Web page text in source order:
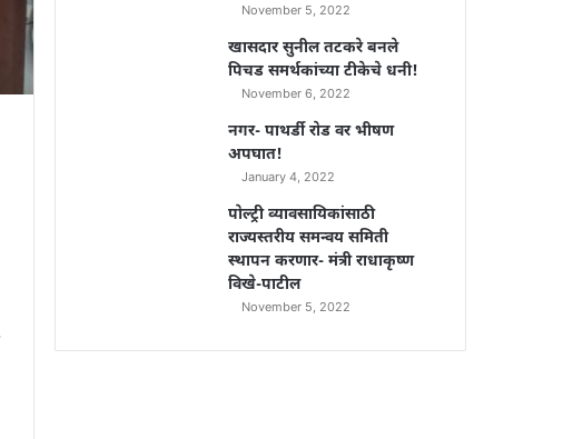
November 5, 2022
खासदार सुनील तटकरे बनले
पिचड समर्थकांच्या टीकेचे धनी!
November 6, 2022
नगर- पाथर्डी रोड वर भीषण
अपघात!
January 4, 2022
पोल्ट्री व्यावसायिकांसाठी
राज्यस्तरीय समन्वय समिती
स्थापन करणार- मंत्री राधाकृष्ण
विखे-पाटील
November 5, 2022